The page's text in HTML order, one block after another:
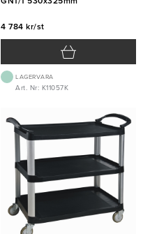
4 784 kr/st
LAGERVARA
Art. Nr: K11057K